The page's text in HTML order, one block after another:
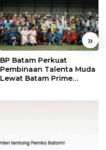
»
BP Batam Perkuat
Pembinaan Talenta Muda
Lewat Batam Prime